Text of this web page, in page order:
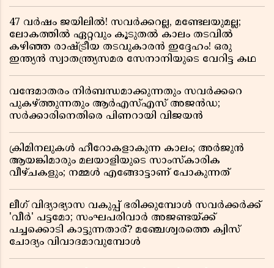
47 വർഷം ജയിലിൽ! സവർക്കറല്ല, മണ്ടേലയുമല്ല;
ലോകത്തിൽ ഏറ്റവും കൂടുതൽ കാലം തടവിൽ
കഴിഞ്ഞ രാഷ്ട്രീയ തടവുകാരൻ ഇദ്ദേഹം! ഒരു
ഇന്ത്യൻ സ്വാതന്ത്ര്യസമര സേനാനിയുടെ വേറിട്ട കഥ
വന്ദേമാതരം നിർബന്ധമാക്കുന്നതും സവർക്കറെ
പുകഴ്ത്തുന്നതും ആർഎസ്എസ് അജൻഡ;
സർക്കാരിനെതിരെ പിണറായി വിജയൻ
ക്രിമിനലുകൾ ഹീറോകളാകുന്ന കാലം; അർജുൻ
ആയങ്കിമാരും മലയാളിയുടെ സാംസ്കാരിക
വീഴ്ചകളും; നമ്മൾ എങ്ങോട്ടാണ് പോകുന്നത്
ലീഗ് വിദ്യാഭ്യാസ വകുപ്പ് ഭരിക്കുമ്പോൾ സവർക്കർക്ക്
'വീർ' പട്ടമോ; സംഘപരിവാർ അജണ്ടയ്ക്ക്
പച്ചക്കൊടി കാട്ടുന്നതാര്? മഞ്ചേശ്വരത്തെ ക്വിസ്
ചോദ്യം വിവാദമാവുമ്പോൾ